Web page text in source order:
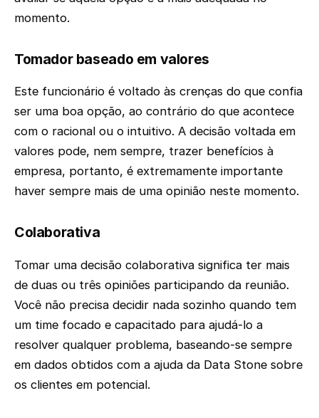
momento.
Tomador baseado em valores
Este funcionário é voltado às crenças do que confia
ser uma boa opção, ao contrário do que acontece
com o racional ou o intuitivo. A decisão voltada em
valores pode, nem sempre, trazer benefícios à
empresa, portanto, é extremamente importante
haver sempre mais de uma opinião neste momento.
Colaborativa
Tomar uma decisão colaborativa significa ter mais
de duas ou três opiniões participando da reunião.
Você não precisa decidir nada sozinho quando tem
um time focado e capacitado para ajudá-lo a
resolver qualquer problema, baseando-se sempre
em dados obtidos com a ajuda da Data Stone sobre
os clientes em potencial.